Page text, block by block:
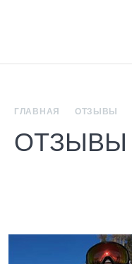
ГЛАВНАЯ ОТЗЫВЫ
ОТЗЫВЫ